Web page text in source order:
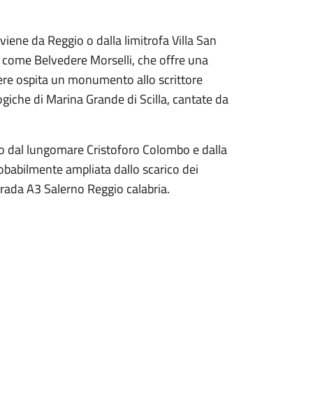
da Reggio o dalla limitrofa Villa San
Belvedere Morselli, che offre una
ospita un monumento allo scrittore
di Marina Grande di Scilla, cantate da
dal lungomare Cristoforo Colombo e dalla
ampliata dallo scarico dei
A3 Salerno Reggio calabria.